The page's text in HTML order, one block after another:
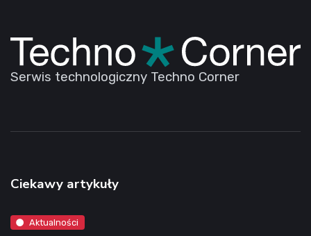
Serwis technologiczny Techno Corner
Ciekawy artykuły
Aktualności